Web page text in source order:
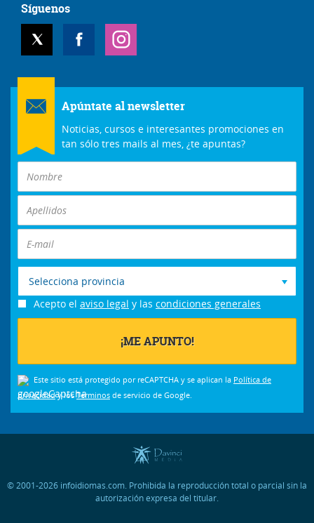
Síguenos
Apúntate al newsletter
Noticias, cursos e interesantes promociones en
tan sólo tres mails al mes, ¿te apuntas?
Selecciona provincia
Acepto el aviso legal y las condiciones generales
Este sitio está protegido por reCAPTCHA y se aplican la Política de
privacidady losTérminos de servicio de Google.
© 2001-2026 infoidiomas.com. Prohibida la reproducción total o parcial sin la
autorización expresa del titular.